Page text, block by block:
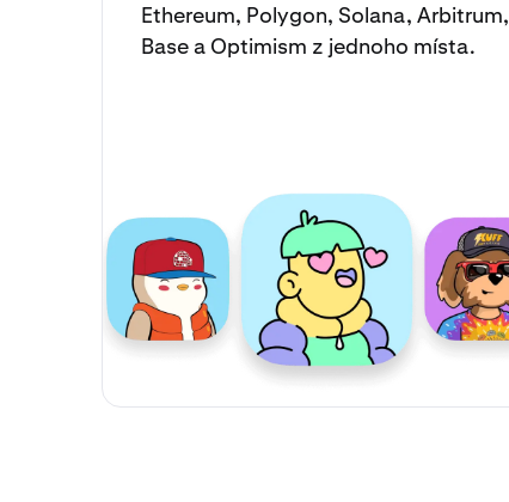
Ethereum, Polygon, Solana, Arbitrum,
Base a Optimism z jednoho místa.